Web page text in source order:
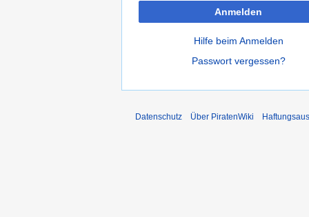
Anmelden
Hilfe beim Anmelden
Passwort vergessen?
Datenschutz Über PiratenWiki